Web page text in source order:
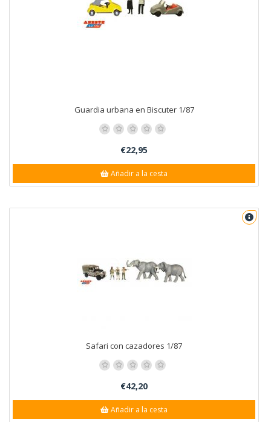
Guardia urbana en Biscuter 1/87
€22,95
Añadir a la cesta
Safari con cazadores 1/87
€42,20
Añadir a la cesta